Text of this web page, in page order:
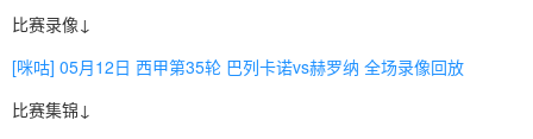
比赛录像↓
[咪咕] 05月12日 西甲第35轮 巴列卡诺vs赫罗纳 全场录像回放
比赛集锦↓